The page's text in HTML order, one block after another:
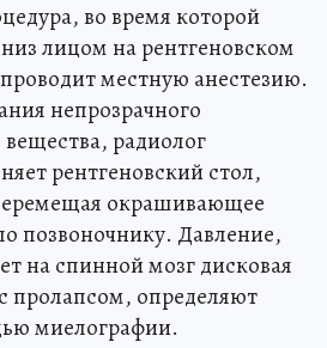
во время которой
лицом на рентгеновском
местную анестезию.
непрозрачного
радиолог
рентгеновский стол,
окрашивающее
позвоночнику. Давление,
на спинной мозг дисковая
пролапсом, определяют
миелографии.